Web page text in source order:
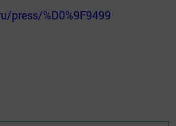
press/%D0%9F9499